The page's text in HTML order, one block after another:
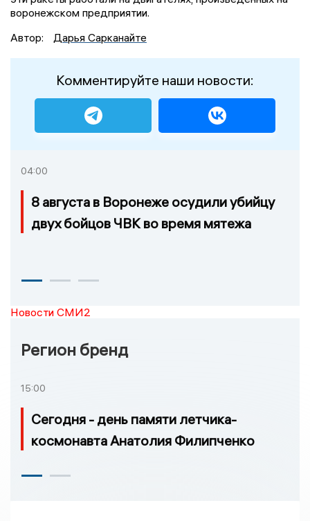
воронежском предприятии.
Автор:
Дарья Сарканайте
Комментируйте наши новости:
04:00
8 августа в Воронеже осудили убийцу
двух бойцов ЧВК во время мятежа
Новости СМИ2
Регион бренд
15:00
Сегодня - день памяти летчика-
космонавта Анатолия Филипченко